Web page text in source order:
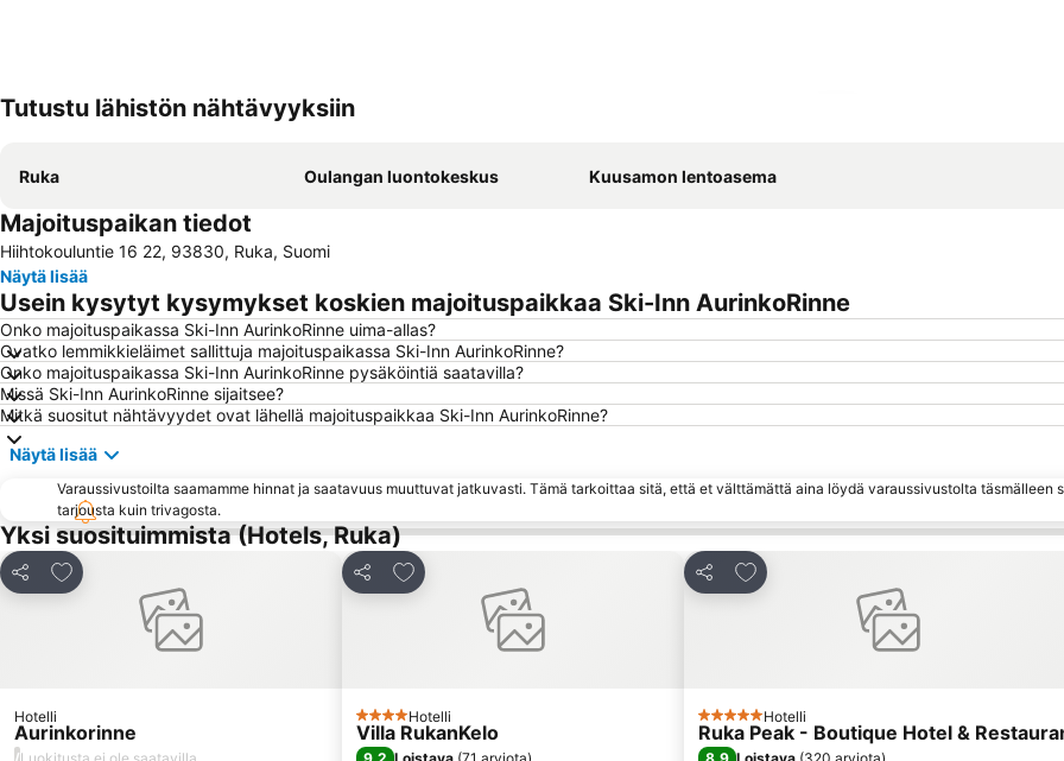
Tutustu lähistön nähtävyyksiin
Ruka Oulangan luontokeskus Kuusamon lentoasema
Majoituspaikan tiedot
Hiihtokouluntie 16 22, 93830, Ruka, Suomi
Näytä lisää
Usein kysytyt kysymykset koskien majoituspaikkaa Ski-Inn AurinkoRinne
Onko majoituspaikassa Ski-Inn AurinkoRinne uima-allas?
Ovatko lemmikkieläimet sallittuja majoituspaikassa Ski-Inn AurinkoRinne?
Onko majoituspaikassa Ski-Inn AurinkoRinne pysäköintiä saatavilla?
Missä Ski-Inn AurinkoRinne sijaitsee?
Mitkä suositut nähtävyydet ovat lähellä majoituspaikkaa Ski-Inn AurinkoRinne?
Näytä lisää
Varaussivustoilta saamamme hinnat ja saatavuus muuttuvat jatkuvasti. Tämä tarkoittaa sitä, että et välttämättä aina löydä varaussivustolta täsmälleen
tarjousta kuin trivagosta.
Yksi suosituimmista (Hotels, Ruka)
Jaa
Lisää suosikkeihin
Hotelli
Aurinkorinne
Jaa
Lisää suosikkeihin
4 Tähtiluokitus
Hotelli
Villa RukanKelo
Jaa
Lisää suosikkeihin
5 Tähtiluokitus
Hotelli
Ruka Peak - Boutique Hotel &